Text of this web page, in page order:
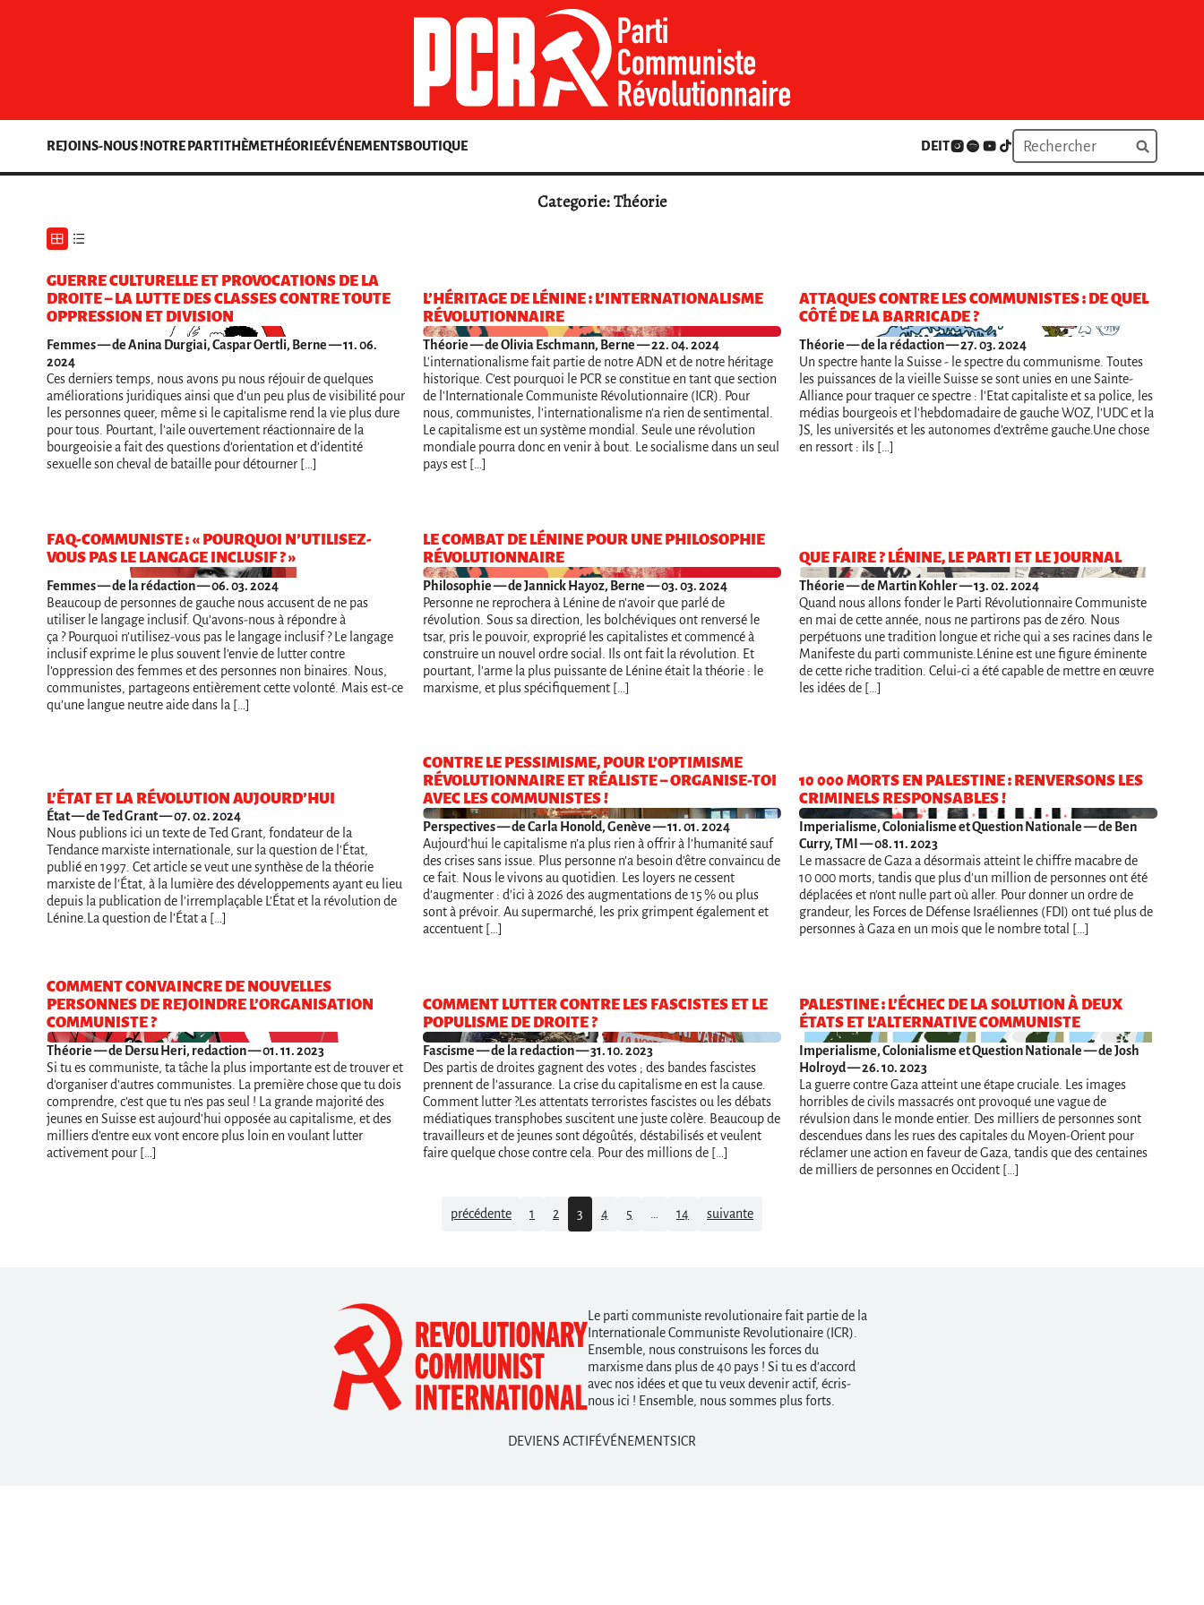
REJOINS-NOUS !NOTRE PARTITHÈMETHÉORIEÉVÉNEMENTSBOUTIQUE DEIT
Categorie: Théorie
GUERRE CULTURELLE ET PROVOCATIONS DE LA
DROITE – LA LUTTE DES CLASSES CONTRE TOUTE
OPPRESSION ET DIVISION
Femmes— de Anina Durgiai, Caspar Oertli, Berne — 11. 06.
2024
Ces derniers temps, nous avons pu nous réjouir de quelques
améliorations juridiques ainsi que d’un peu plus de visibilité pour
les personnes queer, même si le capitalisme rend la vie plus dure
pour tous. Pourtant, l'aile ouvertement réactionnaire de la
bourgeoisie a fait des questions d’orientation et d’identité
sexuelle son cheval de bataille pour détourner […]
L’HÉRITAGE DE LÉNINE : L’INTERNATIONALISME
RÉVOLUTIONNAIRE
Théorie— de Olivia Eschmann, Berne — 22. 04. 2024
L'internationalisme fait partie de notre ADN et de notre héritage
historique. C’est pourquoi le PCR se constitue en tant que section
de l'Internationale Communiste Révolutionnaire (ICR). Pour
nous, communistes, l'internationalisme n'a rien de sentimental.
Le capitalisme est un système mondial. Seule une révolution
mondiale pourra donc en venir à bout. Le socialisme dans un seul
pays est […]
ATTAQUES CONTRE LES COMMUNISTES : DE QUEL
CÔTÉ DE LA BARRICADE ?
Théorie— de la rédaction — 27. 03. 2024
Un spectre hante la Suisse - le spectre du communisme. Toutes
les puissances de la vieille Suisse se sont unies en une Sainte-
Alliance pour traquer ce spectre : l'Etat capitaliste et sa police, les
médias bourgeois et l'hebdomadaire de gauche WOZ, l'UDC et la
JS, les universités et les autonomes d'extrême gauche.Une chose
en ressort : ils […]
FAQ-COMMUNISTE : « POURQUOI N’UTILISEZ-
VOUS PAS LE LANGAGE INCLUSIF ? »
Femmes— de la rédaction — 06. 03. 2024
Beaucoup de personnes de gauche nous accusent de ne pas
utiliser le langage inclusif. Qu’avons-nous à répondre à
ça ? Pourquoi n’utilisez-vous pas le langage inclusif ? Le langage
inclusif exprime le plus souvent l’envie de lutter contre
l’oppression des femmes et des personnes non binaires. Nous,
communistes, partageons entièrement cette volonté. Mais est-ce
qu’une langue neutre aide dans la […]
LE COMBAT DE LÉNINE POUR UNE PHILOSOPHIE
RÉVOLUTIONNAIRE
Philosophie— de Jannick Hayoz, Berne — 03. 03. 2024
Personne ne reprochera à Lénine de n'avoir que parlé de
révolution. Sous sa direction, les bolchéviques ont renversé le
tsar, pris le pouvoir, exproprié les capitalistes et commencé à
construire un nouvel ordre social. Ils ont fait la révolution. Et
pourtant, l'arme la plus puissante de Lénine était la théorie : le
marxisme, et plus spécifiquement […]
QUE FAIRE ? LÉNINE, LE PARTI ET LE JOURNAL
Théorie— de Martin Kohler — 13. 02. 2024
Quand nous allons fonder le Parti Révolutionnaire Communiste
en mai de cette année, nous ne partirons pas de zéro. Nous
perpétuons une tradition longue et riche qui a ses racines dans le
Manifeste du parti communiste.Lénine est une figure éminente
de cette riche tradition. Celui-ci a été capable de mettre en œuvre
les idées de […]
L’ÉTAT ET LA RÉVOLUTION AUJOURD’HUI
État— de Ted Grant — 07. 02. 2024
Nous publions ici un texte de Ted Grant, fondateur de la
Tendance marxiste internationale, sur la question de l’État,
publié en 1997. Cet article se veut une synthèse de la théorie
marxiste de l’État, à la lumière des développements ayant eu lieu
depuis la publication de l’irremplaçable L’État et la révolution de
Lénine.La question de l’État a […]
CONTRE LE PESSIMISME, POUR L’OPTIMISME
RÉVOLUTIONNAIRE ET RÉALISTE – ORGANISE-TOI
AVEC LES COMMUNISTES !
Perspectives— de Carla Honold, Genève — 11. 01. 2024
Aujourd’hui le capitalisme n’a plus rien à offrir à l’humanité sauf
des crises sans issue. Plus personne n’a besoin d’être convaincu de
ce fait. Nous le vivons au quotidien. Les loyers ne cessent
d’augmenter : d'ici à 2026 des augmentations de 15 % ou plus
sont à prévoir. Au supermarché, les prix grimpent également et
accentuent […]
10 000 MORTS EN PALESTINE : RENVERSONS LES
CRIMINELS RESPONSABLES !
Imperialisme, Colonialisme et Question Nationale— de Ben
Curry, TMI — 08. 11. 2023
Le massacre de Gaza a désormais atteint le chiffre macabre de
10 000 morts, tandis que plus d'un million de personnes ont été
déplacées et n'ont nulle part où aller. Pour donner un ordre de
grandeur, les Forces de Défense Israéliennes (FDI) ont tué plus de
personnes à Gaza en un mois que le nombre total […]
COMMENT CONVAINCRE DE NOUVELLES
PERSONNES DE REJOINDRE L’ORGANISATION
COMMUNISTE ?
Théorie— de Dersu Heri, redaction — 01. 11. 2023
Si tu es communiste, ta tâche la plus importante est de trouver et
d'organiser d'autres communistes. La première chose que tu dois
comprendre, c'est que tu n'es pas seul ! La grande majorité des
jeunes en Suisse est aujourd'hui opposée au capitalisme, et des
milliers d'entre eux vont encore plus loin en voulant lutter
activement pour […]
COMMENT LUTTER CONTRE LES FASCISTES ET LE
POPULISME DE DROITE ?
Fascisme— de la redaction — 31. 10. 2023
Des partis de droites gagnent des votes ; des bandes fascistes
prennent de l’assurance. La crise du capitalisme en est la cause.
Comment lutter ?Les attentats terroristes fascistes ou les débats
médiatiques transphobes suscitent une juste colère. Beaucoup de
travailleurs et de jeunes sont dégoûtés, déstabilisés et veulent
faire quelque chose contre cela. Pour des millions de […]
PALESTINE : L’ÉCHEC DE LA SOLUTION À DEUX
ÉTATS ET L’ALTERNATIVE COMMUNISTE
Imperialisme, Colonialisme et Question Nationale— de Josh
Holroyd — 26. 10. 2023
La guerre contre Gaza atteint une étape cruciale. Les images
horribles de civils massacrés ont provoqué une vague de
révulsion dans le monde entier. Des milliers de personnes sont
descendues dans les rues des capitales du Moyen-Orient pour
réclamer une action en faveur de Gaza, tandis que des centaines
de milliers de personnes en Occident […]
précédente 1 2 3 4 5 … 14 suivante
Le parti communiste revolutionaire fait partie de la
Internationale Communiste Revolutionaire (ICR).
Ensemble, nous construisons les forces du
marxisme dans plus de 40 pays ! Si tu es d’accord
avec nos idées et que tu veux devenir actif, écris-
nous ici ! Ensemble, nous sommes plus forts.
DEVIENS ACTIFÉVÉNEMENTSICR